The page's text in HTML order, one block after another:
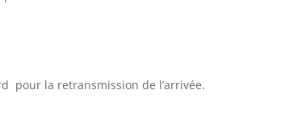
pour la retransmission de l’arrivée.